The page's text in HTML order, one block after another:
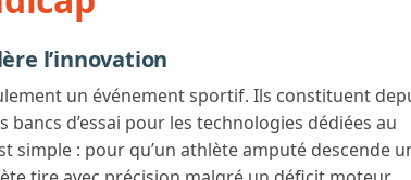
l’innovation
un événement sportif. Ils constituent
d’essai pour les technologies dédiées au
simple : pour qu’un athlète amputé descende